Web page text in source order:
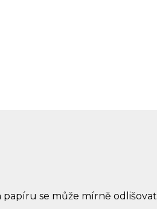
se může mírně odlišovat